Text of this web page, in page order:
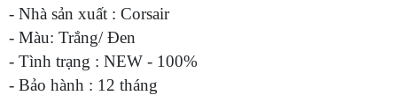
- Nhà sản xuất : Corsair
- Màu: Trắng/ Đen
- Tình trạng : NEW - 100%
- Bảo hành : 12 tháng